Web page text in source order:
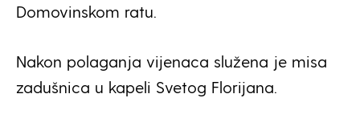
Domovinskom ratu.
Nakon polaganja vijenaca služena je misa
zadušnica u kapeli Svetog Florijana.